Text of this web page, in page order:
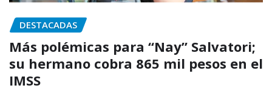
DESTACADAS
Más polémicas para “Nay” Salvatori;
su hermano cobra 865 mil pesos en el
IMSS